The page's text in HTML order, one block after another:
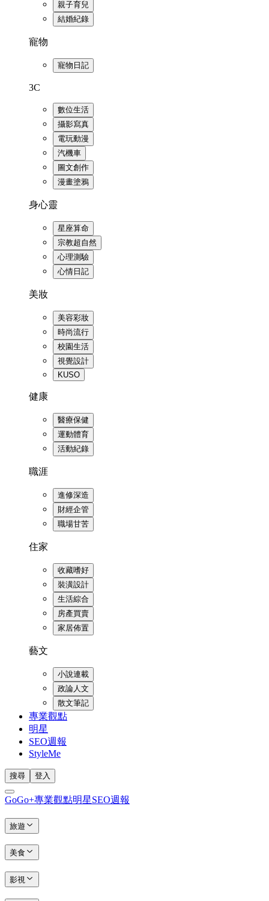
親子育兒
結婚紀錄
寵物
寵物日記
3C
數位生活
攝影寫真
電玩動漫
汽機車
圖文創作
漫畫塗鴉
身心靈
星座算命
宗教超自然
心理測驗
心情日記
美妝
美容彩妝
時尚流行
校園生活
視覺設計
KUSO
健康
醫療保健
運動體育
活動紀錄
職涯
進修深造
財經企管
職場甘苦
住家
收藏嗜好
裝潢設計
生活綜合
房產買賣
家居佈置
藝文
小說連載
政論人文
散文筆記
專業觀點
明星
SEO週報
StyleMe
搜尋 登入
GoGo+專業觀點明星SEO週報
旅遊
美食
影視